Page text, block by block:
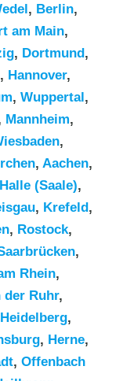
, Berlin,
am Main,
, Dortmund,
, Hannover,
, Wuppertal,
Mannheim,
,
, Aachen,
Halle (Saale),
, Krefeld,
, Rostock,
,
Rhein,
der Ruhr,
Heidelberg,
, Herne,
, Offenbach